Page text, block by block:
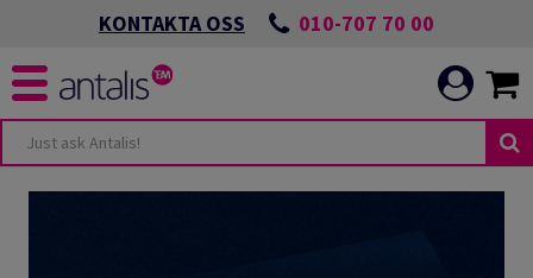
KONTAKTA OSS 010-707 70 00